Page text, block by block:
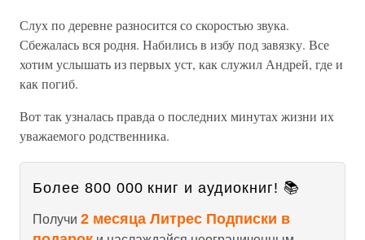
Слух по деревне разносится со скоростью звука.
Сбежалась вся родня. Набились в избу под завязку. Все
хотим услышать из первых уст, как служил Андрей, где и
как погиб.
Вот так узналась правда о последних минутах жизни их
уважаемого родственника.
Более 800 000 книг и аудиокниг! 📚
Получи 2 месяца Литрес Подписки в